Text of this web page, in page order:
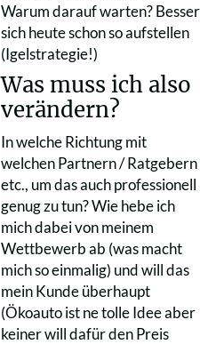
Warum darauf warten? Besser
sich heute schon so aufstellen
(Igelstrategie!)
Was muss ich also
verändern?
In welche Richtung mit
welchen Partnern / Ratgebern
etc., um das auch professionell
genug zu tun? Wie hebe ich
mich dabei von meinem
Wettbewerb ab (was macht
mich so einmalig) und will das
mein Kunde überhaupt
(Ökoauto ist ne tolle Idee aber
keiner will dafür den Preis